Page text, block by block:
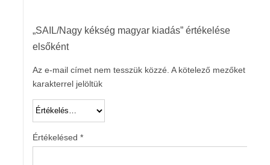
„SAIL/Nagy kékség magyar kiadás” értékelése
elsőként
Az e-mail címet nem tesszük közzé. A kötelező mezőket
karakterrel jelöltük
Értékelésed *